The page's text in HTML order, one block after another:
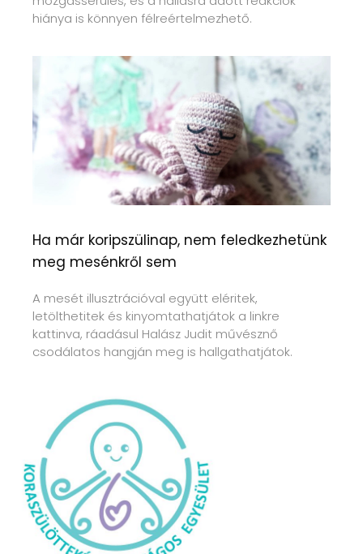
hiánya is könnyen félreértelmezhető.
Ha már koripszülinap, nem feledkezhetünk
meg mesénkről sem
A mesét illusztrációval együtt eléritek,
letölthetitek és kinyomtathatjátok a linkre
kattinva, ráadásul Halász Judit művésznő
csodálatos hangján meg is hallgathatjátok.